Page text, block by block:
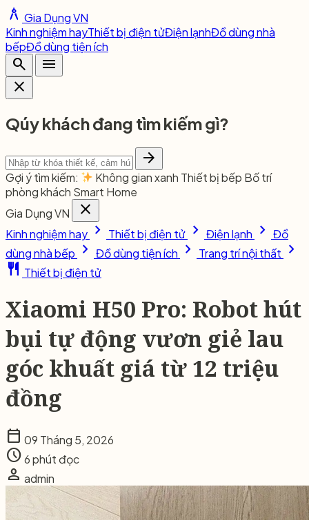
architecture Gia Dụng VN
Kinh nghiệm hayThiết bị điện tửĐiện lạnhĐồ dùng nhà
bếpĐồ dùng tiện ích
search
menu
close
Qúy khách đang tìm kiếm gì?
arrow_forward
Gợi ý tìm kiếm: Không gian xanh Thiết bị bếp Bố trí
phòng khách Smart Home
Gia Dụng VN
close
Kinh nghiệm hay chevron_right Thiết bị điện tử chevron_right Điện lạnh chevron_right Đồ
dùng nhà bếp chevron_right Đồ dùng tiện ích chevron_right Trang trí nội thất chevron_right
restaurant Thiết bị điện tử
Xiaomi H50 Pro: Robot hút
bụi tự động vươn giẻ lau
góc khuất giá từ 12 triệu
đồng
calendar_today 09 Tháng 5, 2026
schedule6 phút đọc
person admin